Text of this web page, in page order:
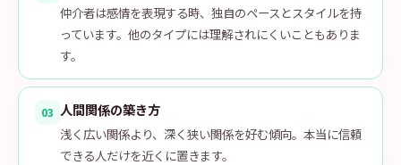
仲介者は感情を表現する時、独自のペースとスタイルを持
っています。他のタイプには理解されにくいこともありま
す。
03 人間関係の築き方
浅く広い関係より、深く狭い関係を好む傾向。本当に信頼
できる人だけを近くに置きます。